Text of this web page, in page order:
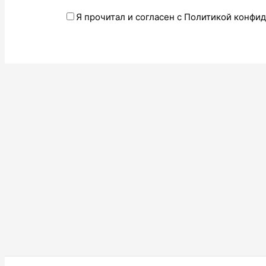
Я прочитал и согласен с Политикой